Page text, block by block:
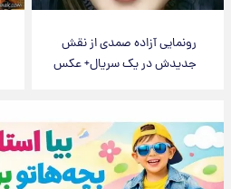
رونمایی آزاده صمدی از نقش
جدیدش در یک سریال+ عکس